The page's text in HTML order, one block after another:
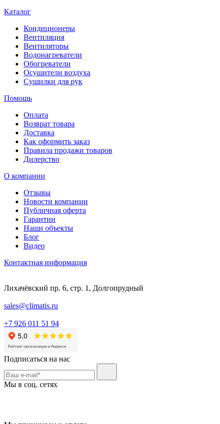
Каталог
Кондиционеры
Вентиляция
Вентиляторы
Водонагреватели
Обогреватели
Осушители воздуха
Сушилки для рук
Помощь
Оплата
Возврат товара
Доставка
Как оформить заказ
Правила продажи товаров
Дилерство
О компании
Отзывы
Новости компании
Публичная оферта
Гарантии
Наши объекты
Блог
Видео
Контактная информация
Лихачёвский пр. 6, стр. 1, Долгопрудный
sales@climatis.ru
+7 926 011 51 94
Подписаться на нас
Мы в соц. сетях